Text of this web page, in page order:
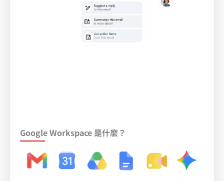
Google Workspace 是什麼？